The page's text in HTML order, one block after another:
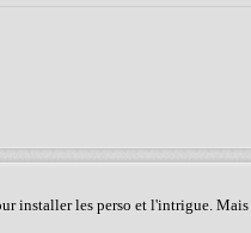
installer les perso et l'intrigue.